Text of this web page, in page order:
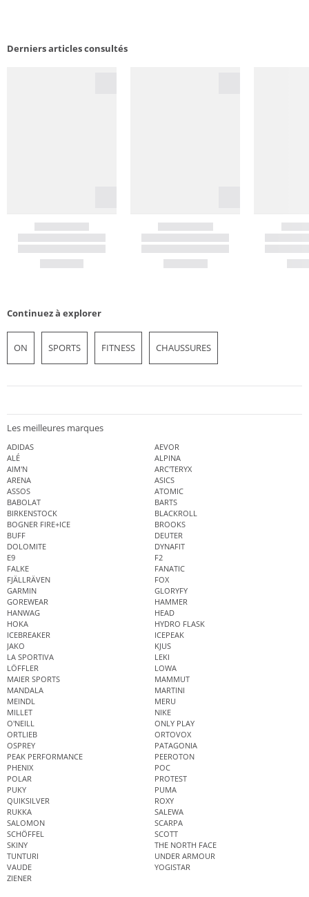
Derniers articles consultés
Continuez à explorer
ON SPORTS FITNESS CHAUSSURES
Les meilleures marques
ADIDAS
AEVOR
ALÉ
ALPINA
AIM'N
ARC'TERYX
ARENA
ASICS
ASSOS
ATOMIC
BABOLAT
BARTS
BIRKENSTOCK
BLACKROLL
BOGNER FIRE+ICE
BROOKS
BUFF
DEUTER
DOLOMITE
DYNAFIT
E9
F2
FALKE
FANATIC
FJÄLLRÄVEN
FOX
GARMIN
GLORYFY
GOREWEAR
HAMMER
HANWAG
HEAD
HOKA
HYDRO FLASK
ICEBREAKER
ICEPEAK
JAKO
KJUS
LA SPORTIVA
LEKI
LÖFFLER
LOWA
MAIER SPORTS
MAMMUT
MANDALA
MARTINI
MEINDL
MERU
MILLET
NIKE
O'NEILL
ONLY PLAY
ORTLIEB
ORTOVOX
OSPREY
PATAGONIA
PEAK PERFORMANCE
PEEROTON
PHENIX
POC
POLAR
PROTEST
PUKY
PUMA
QUIKSILVER
ROXY
RUKKA
SALEWA
SALOMON
SCARPA
SCHÖFFEL
SCOTT
SKINY
THE NORTH FACE
TUNTURI
UNDER ARMOUR
VAUDE
YOGISTAR
ZIENER